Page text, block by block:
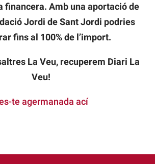
financera. Amb una aportació de
Jordi de Sant Jordi podries
fins al 100% de l’import.
La Veu, recuperem Diari La
Veu!
te agermanada ací